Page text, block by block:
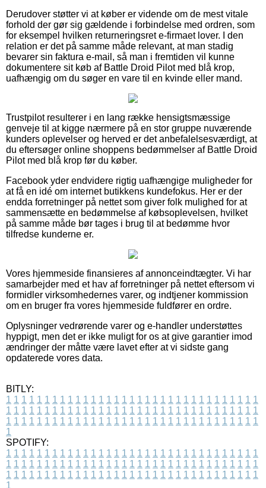
Derudover støtter vi at køber er vidende om de mest vitale
forhold der gør sig gældende i forbindelse med ordren, som
for eksempel hvilken returneringsret e-firmaet lover. I den
relation er det på samme måde relevant, at man stadig
bevarer sin faktura e-mail, så man i fremtiden vil kunne
dokumentere sit køb af Battle Droid Pilot med blå krop,
uafhængig om du søger en vare til en kvinde eller mand.
Trustpilot resulterer i en lang række hensigtsmæssige
genveje til at kigge nærmere på en stor gruppe nuværende
kunders oplevelser og herved er det anbefalelsesværdigt, at
du eftersøger online shoppens bedømmelser af Battle Droid
Pilot med blå krop før du køber.
Facebook yder endvidere rigtig uafhængige muligheder for
at få en idé om internet butikkens kundefokus. Her er der
endda forretninger på nettet som giver folk mulighed for at
sammensætte en bedømmelse af købsoplevelsen, hvilket
på samme måde bør tages i brug til at bedømme hvor
tilfredse kunderne er.
Vores hjemmeside finansieres af annonceindtægter. Vi har
samarbejder med et hav af forretninger på nettet eftersom vi
formidler virksomhedernes varer, og indtjener kommission
om en bruger fra vores hjemmeside fuldfører en ordre.
Oplysninger vedrørende varer og e-handler understøttes
hyppigt, men det er ikke muligt for os at give garantier imod
ændringer der måtte være lavet efter at vi sidste gang
opdaterede vores data.
BITLY:
1 1 1 1 1 1 1 1 1 1 1 1 1 1 1 1 1 1 1 1 1 1 1 1 1 1 1 1 1 1 1 1 1
1 1 1 1 1 1 1 1 1 1 1 1 1 1 1 1 1 1 1 1 1 1 1 1 1 1 1 1 1 1 1 1 1
1 1 1 1 1 1 1 1 1 1 1 1 1 1 1 1 1 1 1 1 1 1 1 1 1 1 1 1 1 1 1 1 1
1
SPOTIFY:
1 1 1 1 1 1 1 1 1 1 1 1 1 1 1 1 1 1 1 1 1 1 1 1 1 1 1 1 1 1 1 1 1
1 1 1 1 1 1 1 1 1 1 1 1 1 1 1 1 1 1 1 1 1 1 1 1 1 1 1 1 1 1 1 1 1
1 1 1 1 1 1 1 1 1 1 1 1 1 1 1 1 1 1 1 1 1 1 1 1 1 1 1 1 1 1 1 1 1
1